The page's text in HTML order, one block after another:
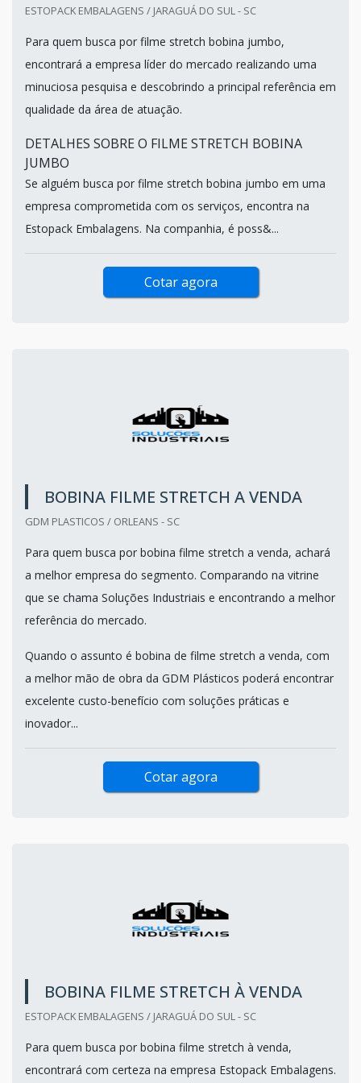
ESTOPACK EMBALAGENS / JARAGUÁ DO SUL - SC
Para quem busca por filme stretch bobina jumbo,
encontrará a empresa líder do mercado realizando uma
minuciosa pesquisa e descobrindo a principal referência em
qualidade da área de atuação.
DETALHES SOBRE O FILME STRETCH BOBINA
JUMBO
Se alguém busca por filme stretch bobina jumbo em uma
empresa comprometida com os serviços, encontra na
Estopack Embalagens. Na companhia, é poss&...
Cotar agora
BOBINA FILME STRETCH A VENDA
GDM PLASTICOS / ORLEANS - SC
Para quem busca por bobina filme stretch a venda, achará
a melhor empresa do segmento. Comparando na vitrine
que se chama Soluções Industriais e encontrando a melhor
referência do mercado.
Quando o assunto é bobina de filme stretch a venda, com
a melhor mão de obra da GDM Plásticos poderá encontrar
excelente custo-benefício com soluções práticas e
inovador...
Cotar agora
BOBINA FILME STRETCH À VENDA
ESTOPACK EMBALAGENS / JARAGUÁ DO SUL - SC
Para quem busca por bobina filme stretch à venda,
encontrará com certeza na empresa Estopack Embalagens.